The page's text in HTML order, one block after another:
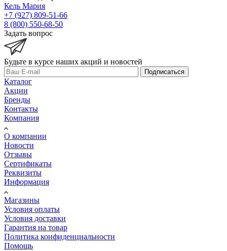
Кель Мария
+7 (927) 809-51-66
8 (800) 550-68-50
Задать вопрос
Будьте в курсе наших акций и новостей
Подписаться
Каталог
Акции
Бренды
Контакты
Компания
О компании
Новости
Отзывы
Сертификаты
Реквизиты
Информация
Магазины
Условия оплаты
Условия доставки
Гарантия на товар
Политика конфиденциальности
Помощь